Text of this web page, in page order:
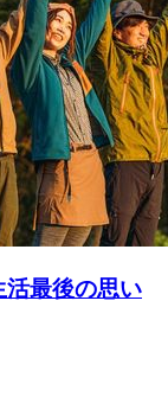
活最後の思い